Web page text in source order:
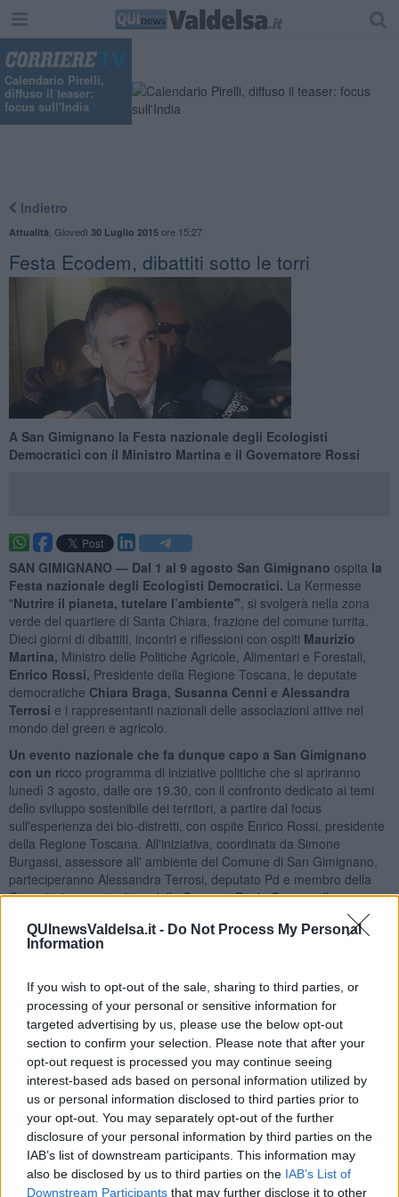
QUInewsValdelsa.it - Do Not Process My Personal
Information
If you wish to opt-out of the sale, sharing to third parties, or
processing of your personal or sensitive information for
targeted advertising by us, please use the below opt-out
section to confirm your selection. Please note that after your
opt-out request is processed you may continue seeing
interest-based ads based on personal information utilized by
us or personal information disclosed to third parties prior to
your opt-out. You may separately opt-out of the further
disclosure of your personal information by third parties on the
IAB’s list of downstream participants. This information may
also be disclosed by us to third parties on the IAB’s List of
Downstream Participants that may further disclose it to other
Calendario Pirelli,
diffuso il teaser:
focus sull'India
Indietro
Attualità Giovedì 30 Luglio 2015ore 15:27
Festa Ecodem, dibattiti sotto le torri
A San Gimignano la Festa nazionale degli Ecologisti
Democratici con il Ministro Martina e il Governatore Rossi
SAN GIMIGNANO — Dal 1 al 9 agosto San Gimignano ospita la
Festa nazionale degli Ecologisti Democratici. La Kermesse
"Nutrire il pianeta, tutelare l’ambiente" , si svolgerà nella zona
verde del quartiere di Santa Chiara, frazione del comune turrita.
Dieci giorni di dibattiti, incontri e riflessioni con ospiti Maurizio
Martina, Ministro delle Politiche Agricole, Alimentari e Forestali,
Enrico Rossi, Presidente della Regione Toscana, le deputate
democratiche Chiara Braga, Susanna Cenni e Alessandra
Terrosi e i rappresentanti nazionali delle associazioni attive nel
mondo del green e agricolo.
Un evento nazionale che fa dunque capo a San Gimignano
con un ricco programma di iniziative politiche che si apriranno
lunedì 3 agosto, dalle ore 19.30, con il confronto dedicato ai temi
dello sviluppo sostenibile dei territori, a partire dal focus
sull'esperienza dei bio-distretti, con ospite Enrico Rossi, presidente
della Regione Toscana. All'iniziativa, coordinata da Simone
Burgassi, assessore all' ambiente del Comune di San Gimignano,
parteciperanno Alessandra Terrosi, deputato Pd e membro della
Commissione agricoltura della Camera, Paolo Carnemolla,
presidente Federbio, Salvatore Basile, presidente dell’International
Network of Eco Regions, Giuseppe Orefice, segretario Inner.
Porteranno la loro esperienza sul campo anche Alberto Bencistà,
Bio-distretto del Chianti Storico, Francesco Galgani, presidente Bio-
distretto San Gimignano e Delizia Del Bello, segretaria Bio-distretto
della Via Amerina. La serata proseguirà, dalle ore 21.30, con
l'incontro con Maurizio Martina, Ministro delle Politiche Agricole,
Alimentari e Forestali, e Susanna Cenni, deputata Pd e
responsabile agricoltura degli Ecologisti democratici, dal titolo “Il
nuovo rapporto tra ecologia e agricoltura, una strategia utile
all’Italia”. La riflessione, coordinata da Mauro Rosati, food writer
politics, sarà introdotta da Davide Cipullo, segretario del Pd di San
Gimignano.